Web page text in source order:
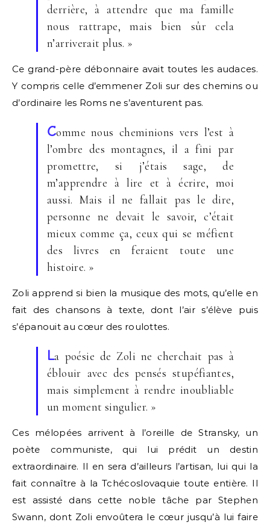
derrière, à attendre que ma famille
nous rattrape, mais bien sûr cela
n’arriverait plus. »
Ce grand-père débonnaire avait toutes les audaces.
Y compris celle d’emmener Zoli sur des chemins ou
d’ordinaire les Roms ne s’aventurent pas.
Comme nous cheminions vers l’est à
l’ombre des montagnes, il a fini par
promettre, si j’étais sage, de
m’apprendre à lire et à écrire, moi
aussi. Mais il ne fallait pas le dire,
personne ne devait le savoir, c’était
mieux comme ça, ceux qui se méfient
des livres en feraient toute une
histoire. »
Zoli apprend si bien la musique des mots, qu’elle en
fait des chansons à texte, dont l’air s’élève puis
s’épanouit au cœur des roulottes.
La poésie de Zoli ne cherchait pas à
éblouir avec des pensés stupéfiantes,
mais simplement à rendre inoubliable
un moment singulier. »
Ces mélopées arrivent à l’oreille de Stransky, un
poète communiste, qui lui prédit un destin
extraordinaire. Il en sera d’ailleurs l’artisan, lui qui la
fait connaître à la Tchécoslovaquie toute entière. Il
est assisté dans cette noble tâche par Stephen
Swann, dont Zoli envoûtera le cœur jusqu’à lui faire